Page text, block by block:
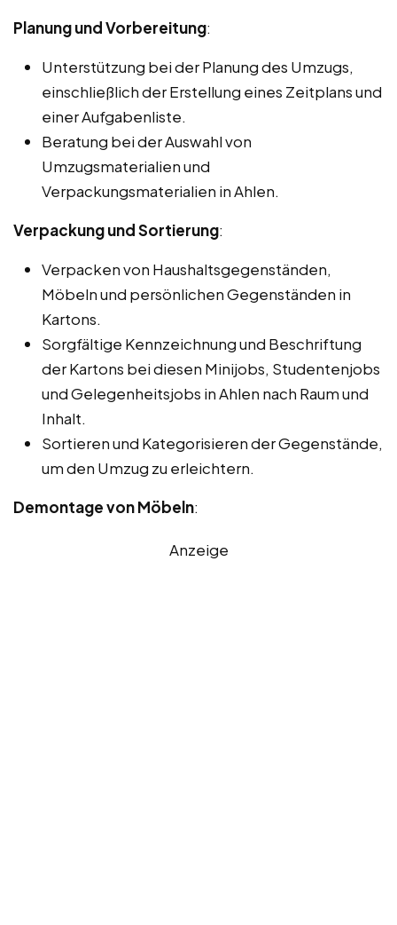
Planung und Vorbereitung:
Unterstützung bei der Planung des Umzugs,
einschließlich der Erstellung eines Zeitplans und
einer Aufgabenliste.
Beratung bei der Auswahl von
Umzugsmaterialien und
Verpackungsmaterialien in Ahlen.
Verpackung und Sortierung:
Verpacken von Haushaltsgegenständen,
Möbeln und persönlichen Gegenständen in
Kartons.
Sorgfältige Kennzeichnung und Beschriftung
der Kartons bei diesen Minijobs, Studentenjobs
und Gelegenheitsjobs in Ahlen nach Raum und
Inhalt.
Sortieren und Kategorisieren der Gegenstände,
um den Umzug zu erleichtern.
Demontage von Möbeln:
Anzeige